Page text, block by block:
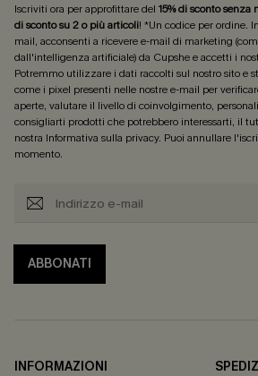
Iscriviti ora per approfittare del 15% di sconto
di sconto su 2 o più articoli! *Un codice per ordine.
mail, acconsenti a ricevere e-mail di marketing
dall'intelligenza artificiale) da Cupshe e accetti i
Potremmo utilizzare i dati raccolti sul nostro sito e
come i pixel presenti nelle nostre e-mail per
aperte, valutare il livello di coinvolgimento,
consigliarti prodotti che potrebbero interessarti, il
nostra Informativa sulla privacy. Puoi annullare
momento.
ABBONATI
INFORMAZIONI